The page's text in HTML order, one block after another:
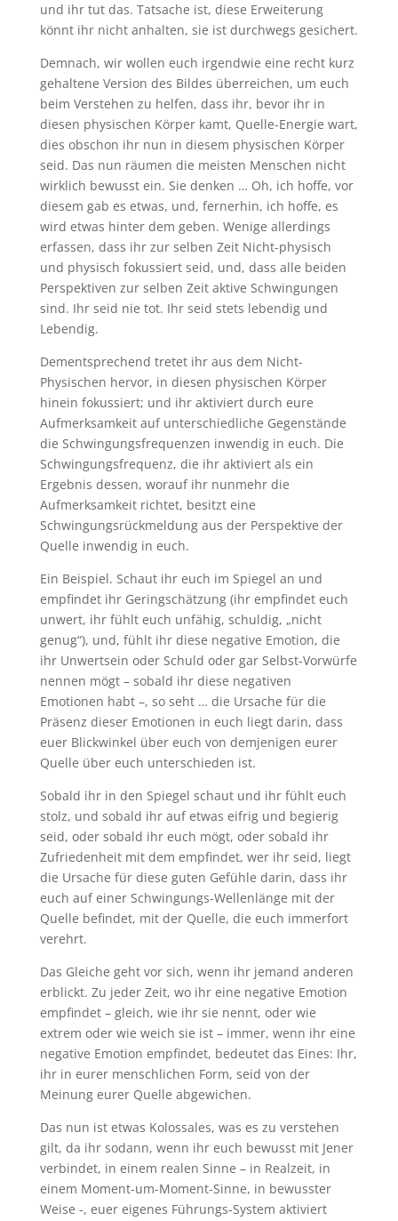
und ihr tut das. Tatsache ist, diese Erweiterung
könnt ihr nicht anhalten, sie ist durchwegs gesichert.
Demnach, wir wollen euch irgendwie eine recht kurz
gehaltene Version des Bildes überreichen, um euch
beim Verstehen zu helfen, dass ihr, bevor ihr in
diesen physischen Körper kamt, Quelle-Energie wart,
dies obschon ihr nun in diesem physischen Körper
seid. Das nun räumen die meisten Menschen nicht
wirklich bewusst ein. Sie denken … Oh, ich hoffe, vor
diesem gab es etwas, und, fernerhin, ich hoffe, es
wird etwas hinter dem geben. Wenige allerdings
erfassen, dass ihr zur selben Zeit Nicht-physisch
und physisch fokussiert seid, und, dass alle beiden
Perspektiven zur selben Zeit aktive Schwingungen
sind. Ihr seid nie tot. Ihr seid stets lebendig und
Lebendig.
Dementsprechend tretet ihr aus dem Nicht-
Physischen hervor, in diesen physischen Körper
hinein fokussiert; und ihr aktiviert durch eure
Aufmerksamkeit auf unterschiedliche Gegenstände
die Schwingungsfrequenzen inwendig in euch. Die
Schwingungsfrequenz, die ihr aktiviert als ein
Ergebnis dessen, worauf ihr nunmehr die
Aufmerksamkeit richtet, besitzt eine
Schwingungsrückmeldung aus der Perspektive der
Quelle inwendig in euch.
Ein Beispiel. Schaut ihr euch im Spiegel an und
empfindet ihr Geringschätzung (ihr empfindet euch
unwert, ihr fühlt euch unfähig, schuldig, „nicht
genug“), und, fühlt ihr diese negative Emotion, die
ihr Unwertsein oder Schuld oder gar Selbst-Vorwürfe
nennen mögt – sobald ihr diese negativen
Emotionen habt –, so seht … die Ursache für die
Präsenz dieser Emotionen in euch liegt darin, dass
euer Blickwinkel über euch von demjenigen eurer
Quelle über euch unterschieden ist.
Sobald ihr in den Spiegel schaut und ihr fühlt euch
stolz, und sobald ihr auf etwas eifrig und begierig
seid, oder sobald ihr euch mögt, oder sobald ihr
Zufriedenheit mit dem empfindet, wer ihr seid, liegt
die Ursache für diese guten Gefühle darin, dass ihr
euch auf einer Schwingungs-Wellenlänge mit der
Quelle befindet, mit der Quelle, die euch immerfort
verehrt.
Das Gleiche geht vor sich, wenn ihr jemand anderen
erblickt. Zu jeder Zeit, wo ihr eine negative Emotion
empfindet – gleich, wie ihr sie nennt, oder wie
extrem oder wie weich sie ist – immer, wenn ihr eine
negative Emotion empfindet, bedeutet das Eines: Ihr,
ihr in eurer menschlichen Form, seid von der
Meinung eurer Quelle abgewichen.
Das nun ist etwas Kolossales, was es zu verstehen
gilt, da ihr sodann, wenn ihr euch bewusst mit Jener
verbindet, in einem realen Sinne – in Realzeit, in
einem Moment-um-Moment-Sinne, in bewusster
Weise -, euer eigenes Führungs-System aktiviert